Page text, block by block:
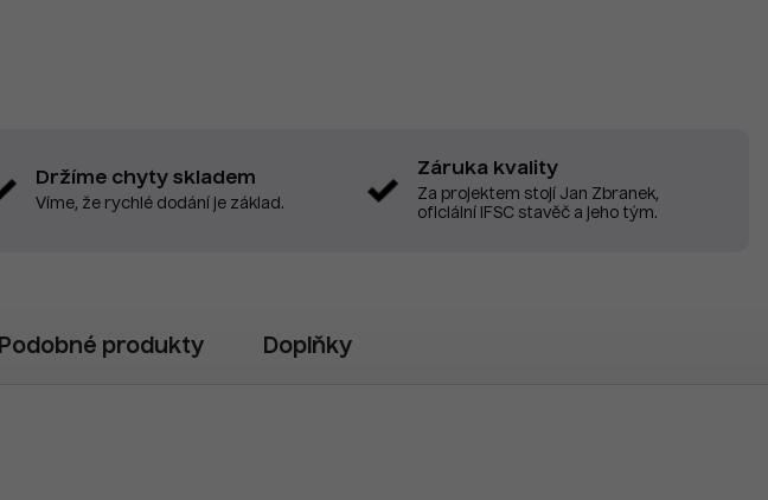
Držíme chyty skladem
Víme, že rychlé dodání je základ.
Záruka kvality
Za projektem stojí Jan Zbranek,
oficiální IFSC stavěč a jeho tým.
Podobné produkty Doplňky